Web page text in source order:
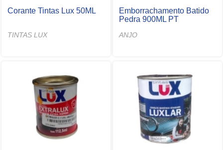
Corante Tintas Lux 50ML
TINTAS LUX
Emborrachamento Batido
Pedra 900ML PT
ANJO